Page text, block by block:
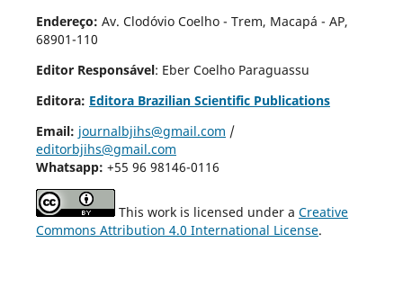
Endereço: Av. Clodóvio Coelho - Trem, Macapá - AP,
68901-110
Editor Responsável: Eber Coelho Paraguassu
Editora: Editora Brazilian Scientific Publications
Email: journalbjihs@gmail.com /
editorbjihs@gmail.com
Whatsapp: +55 96 98146-0116
This work is licensed under a Creative
Commons Attribution 4.0 International License.